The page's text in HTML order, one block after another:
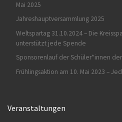
Mai 2025
Jahreshauptversammlung 2025
Weltspartag 31.10.2024 – Die
unterstützt jede Spende
Sponsorenlauf der Schüler*innen
Frühlingsaktion am 10. Mai 2023 –
Veranstaltungen